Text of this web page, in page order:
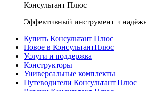
Консультант Плюс
Эффективный инструмент и
Купить Консультант Плюс
Новое в КонсультантПлюс
Услуги и поддержка
Конструкторы
Универсальные комплекты
Путеводители Консультант Плюс